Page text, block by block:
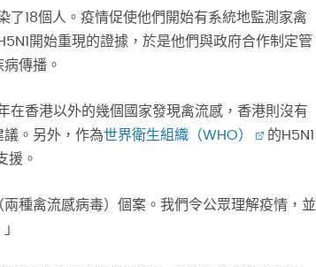
了18個人。疫情促使他們開始有系統地監測家禽
開始重現的證據，於是他們與政府合作制定管
傳播。
香港以外的幾個國家發現禽流感，香港則沒有
。另外，作為世界衛生組織（WHO）
的H5N1
援。
種禽流感病毒）個案。我們令公眾理解疫情，並